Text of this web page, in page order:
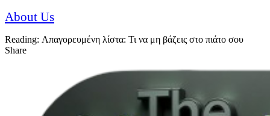
About Us
Reading: Απαγορευμένη λίστα: Τι να μη βάζεις στο πιάτο σου
Share